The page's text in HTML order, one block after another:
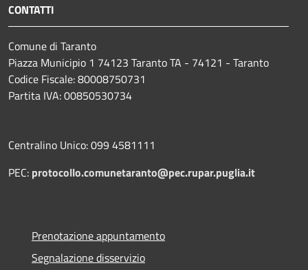
CONTATTI
Comune di Taranto
Piazza Municipio 1 74123 Taranto TA - 74121 - Taranto
Codice Fiscale: 80008750731
Partita IVA: 00850530734
Centralino Unico: 099 4581111
PEC: protocollo.comunetaranto@pec.rupar.puglia.it
Prenotazione appuntamento
Segnalazione disservizio